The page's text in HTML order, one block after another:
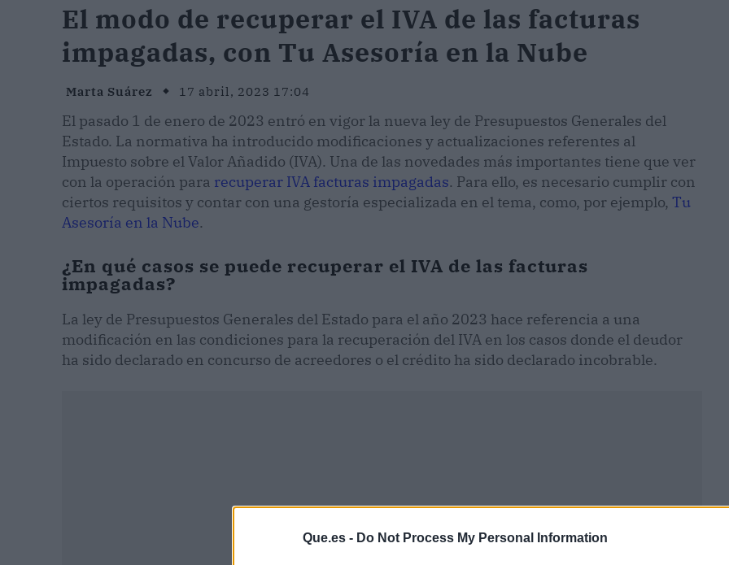
Que.es - Do Not Process My Personal Information
El modo de recuperar el IVA de las facturas
impagadas, con Tu Asesoría en la Nube
Marta Suárez 17 abril, 2023 17:04
El pasado 1 de enero de 2023 entró en vigor la nueva ley de Presupuestos Generales del
Estado. La normativa ha introducido modificaciones y actualizaciones referentes al
Impuesto sobre el Valor Añadido (IVA). Una de las novedades más importantes tiene que ver
con la operación para recuperar IVA facturas impagadas. Para ello, es necesario cumplir con
ciertos requisitos y contar con una gestoría especializada en el tema, como, por ejemplo, Tu
Asesoría en la Nube.
¿En qué casos se puede recuperar el IVA de las facturas
impagadas?
La ley de Presupuestos Generales del Estado para el año 2023 hace referencia a una
modificación en las condiciones para la recuperación del IVA en los casos donde el deudor
ha sido declarado en concurso de acreedores o el crédito ha sido declarado incobrable.